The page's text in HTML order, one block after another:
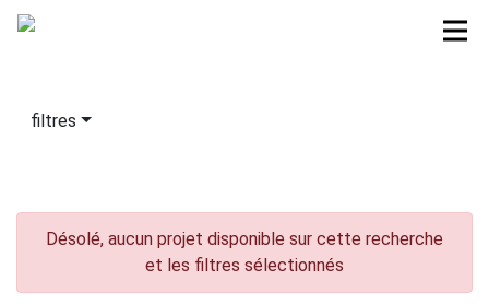
filtres
Désolé, aucun projet disponible sur cette recherche
et les filtres sélectionnés